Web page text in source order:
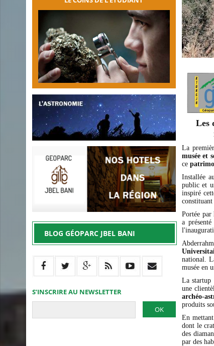
Les
La
musée et
ce
Installée
public et
inspiré
constituant
Portée par
a
national.
musée en
La startup
une
archéo-
produits
En
dont le
des
par des
BLOG GÉOPARC JBEL BANI
S’INSCRIRE AU NEWSLETTER